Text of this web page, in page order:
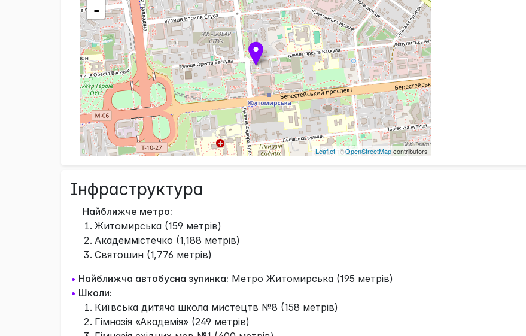
-
Leaflet| ©OpenStreetMapcontributors
Інфраструктура
Найближче метро:
Житомирська (159 метрів)
Академмістечко (1,188 метрів)
Святошин (1,776 метрів)
• Найближча автобусна зупинка: Метро Житомирська (195 метрів)
• Школи:
Київська дитяча школа мистецтв №8 (158 метрів)
Гімназія «Академія» (249 метрів)